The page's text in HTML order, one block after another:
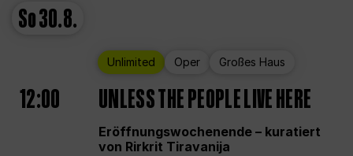
So30.8.
Unlimited Oper Großes Haus
12:00 UNLESS THE PEOPLE LIVE HERE
Eröffnungswochenende – kuratiert
von Rirkrit Tiravanija